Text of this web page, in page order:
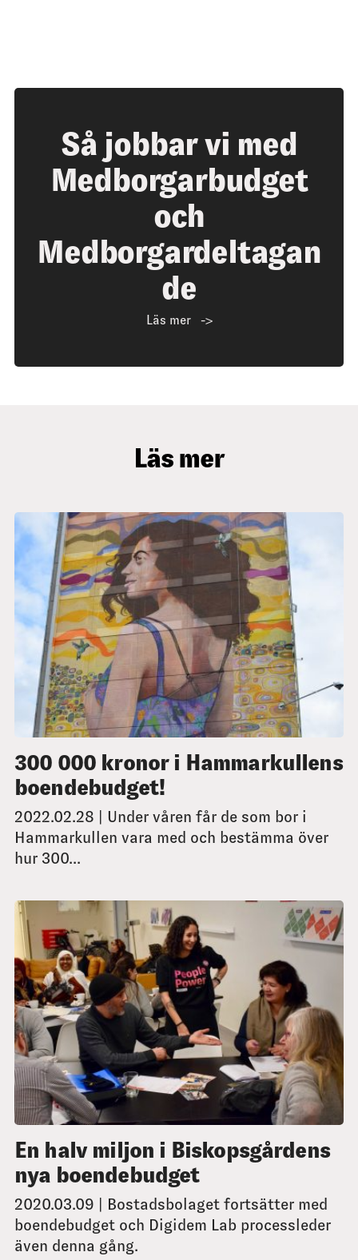
Så jobbar vi med
Medborgarbudget
och
Medborgardeltagan
de
Läs mer
Läs mer
300 000 kronor i Hammarkullens
boendebudget!
2022.02.28 | Under våren får de som bor i
Hammarkullen vara med och bestämma över
hur 300...
En halv miljon i Biskopsgårdens
nya boendebudget
2020.03.09 | Bostadsbolaget fortsätter med
boendebudget och Digidem Lab processleder
även denna gång.